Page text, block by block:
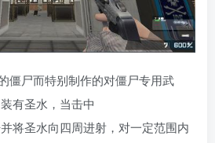
僵尸而特别制作的对僵尸专用武
有圣水，当击中
将圣水向四周进射，对一定范围内